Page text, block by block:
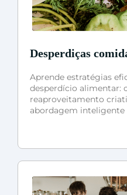
Desperdiças
Aprende estratégias
desperdício alimentar:
reaproveitamento
abordagem inteligente